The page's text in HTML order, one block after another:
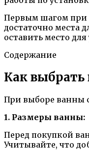
Первым шагом при
достаточно места
оставить место
Содержание
Как выбрать
При выборе ванны
1. Размеры ванны:
Перед покупкой
Учитывайте, что